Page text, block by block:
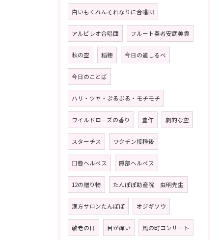
白いもくれんそれなりに合唱団
アルビレオ合唱団 フルート奏者安武美貴
秋の空 稲穂 今日の道しるべ
今日のことば
ハリ・ツヤ・ぷるぷる・モチモチ
ワイルドローズの香り 豊作 劇的な空
スターチス ワクチン接種後
口唇ヘルペス 隠部ヘルペス
12の贈り物 たんぽぽ助産院 虫明先生
漢方サロンたんぽぽ オジギソウ
敬老の日 目が痒い 風の町コンサート